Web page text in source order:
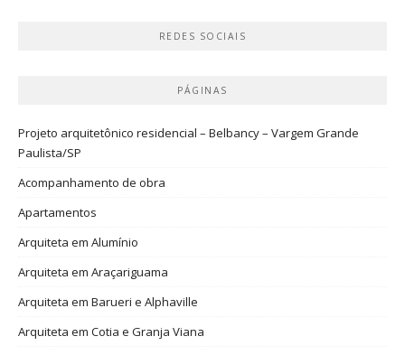
REDES SOCIAIS
PÁGINAS
Projeto arquitetônico residencial – Belbancy – Vargem Grande
Paulista/SP
Acompanhamento de obra
Apartamentos
Arquiteta em Alumínio
Arquiteta em Araçariguama
Arquiteta em Barueri e Alphaville
Arquiteta em Cotia e Granja Viana